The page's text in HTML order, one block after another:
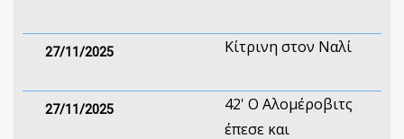
27/11/2025 Κίτρινη στον Ναλί
27/11/2025
42' Ο Αλομέροβιτς
έπεσε και